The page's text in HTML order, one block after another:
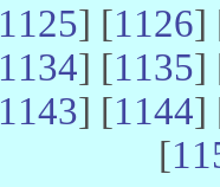
1125] [1126]
1134] [1135]
1143] [1144]
[